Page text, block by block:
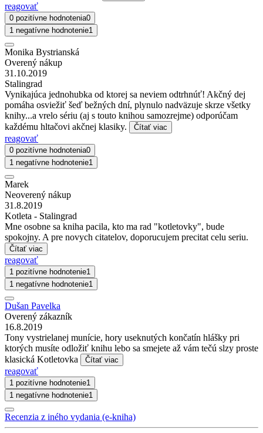
reagovať
0 pozitívne hodnotenia0
1 negatívne hodnotenie1
Monika Bystrianská
Overený nákup
31.10.2019
Stalingrad
Vynikajúca jednohubka od ktorej sa neviem odtrhnúť! Akčný dej
pomáha osviežiť šeď bežných dní, plynulo nadväzuje skrze všetky
knihy...a vrelo sériu (aj s touto knihou samozrejme) odporúčam
každému hltačovi akčnej klasiky.
Čítať viac
reagovať
0 pozitívne hodnotenia0
1 negatívne hodnotenie1
Marek
Neoverený nákup
31.8.2019
Kotleta - Stalingrad
Mne osobne sa kniha pacila, kto ma rad "kotletovky", bude
spokojny. A pre novych citatelov, doporucujem precitat celu seriu.
Čítať viac
reagovať
1 pozitívne hodnotenie1
1 negatívne hodnotenie1
Dušan Pavelka
Overený zákazník
16.8.2019
Tony vystrielanej munície, hory useknutých končatín hlášky pri
ktorých musíte odložiť knihu lebo sa smejete až vám tečú slzy proste
klasická Kotletovka
Čítať viac
reagovať
1 pozitívne hodnotenie1
1 negatívne hodnotenie1
Recenzia z iného vydania (e-kniha)